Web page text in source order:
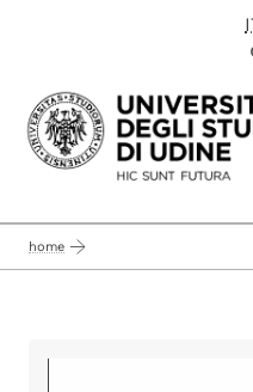
Passa al
home